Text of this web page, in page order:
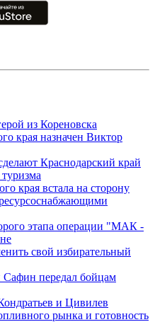
из Кореновска
края назначен Виктор
Краснодарский край
края встала на сторону
этапа операции "МАК -
свой избирательный
передал бойцам
и Цивилев
рынка и готовность